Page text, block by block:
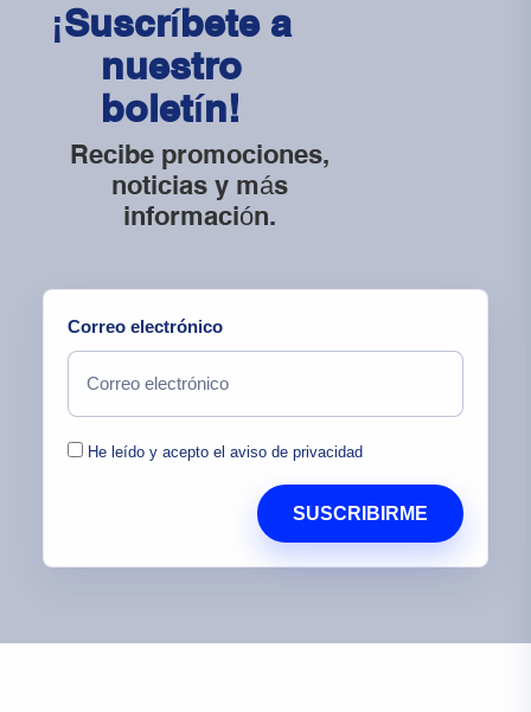
¡Suscríbete a
nuestro
boletín!
Recibe promociones,
noticias y más
información.
Correo electrónico
He leído y acepto el aviso de privacidad
SUSCRIBIRME